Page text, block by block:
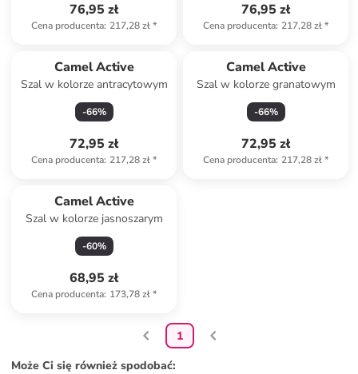
76,95 zł
Cena producenta: 217,28 zł*
76,95 zł
Cena producenta: 217,28 zł*
Camel Active
Szal w kolorze antracytowym
-66%
72,95 zł
Cena producenta: 217,28 zł*
Camel Active
Szal w kolorze granatowym
-66%
72,95 zł
Cena producenta: 217,28 zł*
Camel Active
Szal w kolorze jasnoszarym
-60%
68,95 zł
Cena producenta: 173,78 zł*
1
Może Ci się również spodobać: